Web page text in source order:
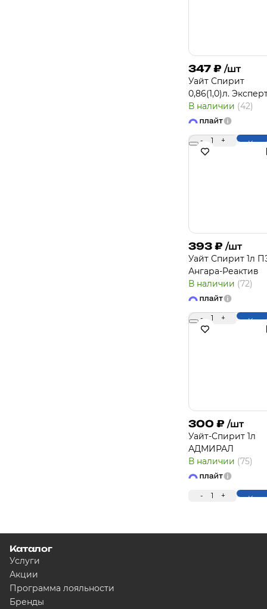
347 ₽ /шт
Уайт Спирит
0,86(1,0)л.
В наличии (42)
- 1 +
393 ₽ /шт
Уайт Спирит 1л
Ангара-Реактив
В наличии (72)
- 1 +
300 ₽ /шт
Уайт-Спирит 1л
АДМИРАЛ
В наличии (75)
- 1 +
Каталог
Услуги
Акции
Программа лояльности
Бренды